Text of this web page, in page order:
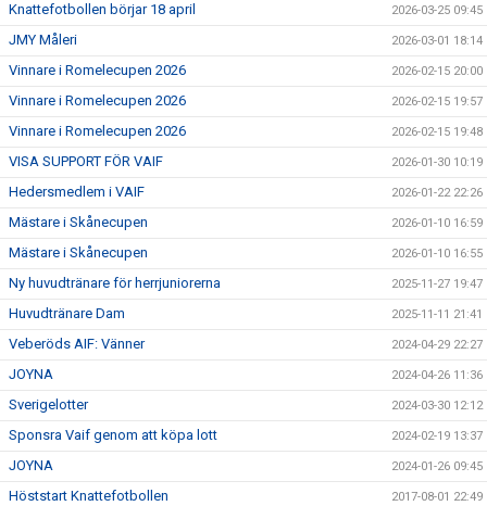
EVENEMANG
HITTA HIT
Knattefotbollen börjar 18 april 2026-03-25 09:45
JMY Måleri 2026-03-01 18:14
Vinnare i Romelecupen 2026 2026-02-15 20:00
Vinnare i Romelecupen 2026 2026-02-15 19:57
Vinnare i Romelecupen 2026 2026-02-15 19:48
VISA SUPPORT FÖR VAIF 2026-01-30 10:19
Hedersmedlem i VAIF 2026-01-22 22:26
Mästare i Skånecupen 2026-01-10 16:59
Mästare i Skånecupen 2026-01-10 16:55
Ny huvudtränare för herrjuniorerna 2025-11-27 19:47
Huvudtränare Dam 2025-11-11 21:41
Veberöds AIF: Vänner 2024-04-29 22:27
JOYNA 2024-04-26 11:36
Sverigelotter 2024-03-30 12:12
Sponsra Vaif genom att köpa lott 2024-02-19 13:37
JOYNA 2024-01-26 09:45
Höststart Knattefotbollen 2017-08-01 22:49